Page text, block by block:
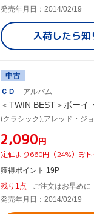
発売年月日：2014/02/19
入荷したら知
中古
ＣＤ
アルバム
＜TWIN BEST＞ボーイ
¥2,090円
定価より660円（24%）おト
獲得ポイント 19P
残り1点
ご注文はお早めに
発売年月日：2014/02/19